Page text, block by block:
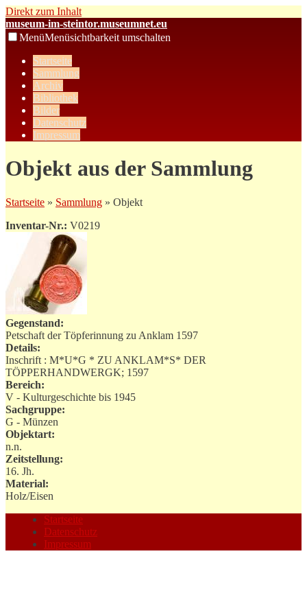
Direkt zum Inhalt
museum-im-steintor.museumnet.eu
MenüMenüsichtbarkeit umschalten
Startseite
Sammlung
Archiv
Bibliothek
Bilder
Datenschutz
Impressum
Objekt aus der Sammlung
Startseite » Sammlung » Objekt
Inventar-Nr.: V0219
Gegenstand:
Petschaft der Töpferinnung zu Anklam 1597
Details:
Inschrift : M*U*G * ZU ANKLAM*S* DER
TÖPPERHANDWERGK; 1597
Bereich:
V - Kulturgeschichte bis 1945
Sachgruppe:
G - Münzen
Objektart:
n.n.
Zeitstellung:
16. Jh.
Material:
Holz/Eisen
Startseite
Datenschutz
Impressum